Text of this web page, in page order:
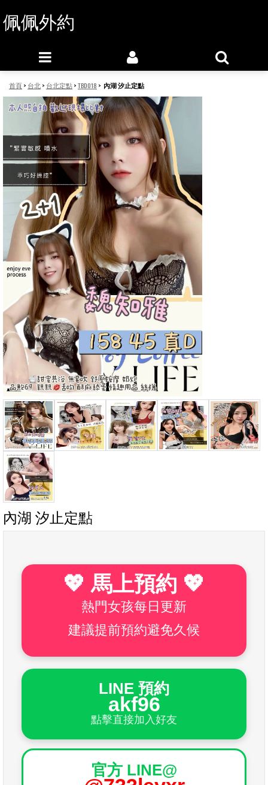
佩佩外約
首頁> 台北> 台北定點>TBD018 > 內湖 汐止定點
內湖 汐止定點
💖 馬上預約 💖
熱門女孩每日更新
建議提前預約避免久候
LINE 預約
akf96
點擊直接加入好友
官方 LINE@